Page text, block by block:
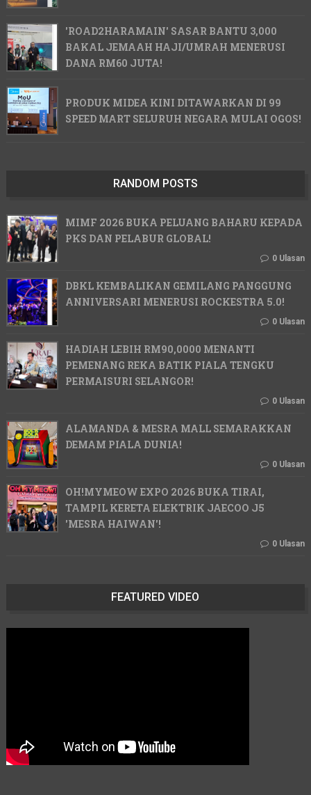
'ROAD2HARAMAIN' SASAR BANTU 3,000
BAKAL JEMAAH HAJI/UMRAH MENERUSI
DANA RM60 JUTA!
PRODUK MIDEA KINI DITAWARKAN DI 99
SPEED MART SELURUH NEGARA MULAI OGOS!
RANDOM POSTS
MIMF 2026 BUKA PELUANG BAHARU KEPADA
PKS DAN PELABUR GLOBAL!
0 Ulasan
DBKL KEMBALIKAN GEMILANG PANGGUNG
ANNIVERSARI MENERUSI ROCKESTRA 5.0!
0 Ulasan
HADIAH LEBIH RM90,0000 MENANTI
PEMENANG REKA BATIK PIALA TENGKU
PERMAISURI SELANGOR!
0 Ulasan
ALAMANDA & MESRA MALL SEMARAKKAN
DEMAM PIALA DUNIA!
0 Ulasan
OH!MYMEOW EXPO 2026 BUKA TIRAI,
TAMPIL KERETA ELEKTRIK JAECOO J5
'MESRA HAIWAN'!
0 Ulasan
FEATURED VIDEO